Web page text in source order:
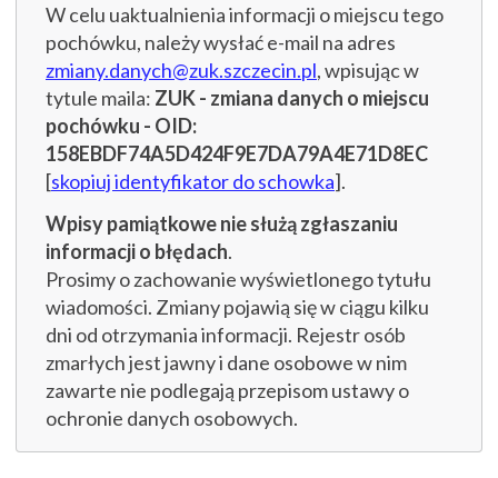
W celu uaktualnienia informacji o miejscu tego
pochówku, należy wysłać e-mail na adres
zmiany.danych@zuk.szczecin.pl, wpisując w
tytule maila: ZUK - zmiana danych o miejscu
pochówku - OID:
158EBDF74A5D424F9E7DA79A4E71D8EC
[skopiuj identyfikator do schowka].
Wpisy pamiątkowe nie służą zgłaszaniu
informacji o błędach.
Prosimy o zachowanie wyświetlonego tytułu
wiadomości. Zmiany pojawią się w ciągu kilku
dni od otrzymania informacji. Rejestr osób
zmarłych jest jawny i dane osobowe w nim
zawarte nie podlegają przepisom ustawy o
ochronie danych osobowych.